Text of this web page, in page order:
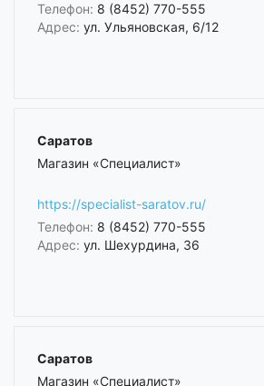
Телефон: 8 (8452) 770-555
Адрес: ул. Ульяновская, 6/12
Саратов
Магазин «Специалист»
https://specialist-saratov.ru/
Телефон: 8 (8452) 770-555
Адрес: ул. Шехурдина, 36
Саратов
Магазин «Специалист»